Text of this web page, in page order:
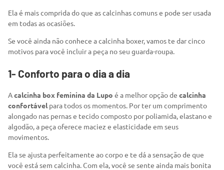
Ela é mais comprida do que as calcinhas comuns e pode ser usada
em todas as ocasiões.
Se você ainda não conhece a calcinha boxer, vamos te dar cinco
motivos para você incluir a peça no seu guarda-roupa.
1- Conforto para o dia a dia
Acalcinha box feminina da Lupo é a melhor opção de calcinha
confortável para todos os momentos. Por ter um comprimento
alongado nas pernas e tecido composto por poliamida, elastano e
algodão, a peça oferece maciez e elasticidade em seus
movimentos.
Ela se ajusta perfeitamente ao corpo e te dá a sensação de que
você está sem calcinha. Com ela, você se sente ainda mais bonita